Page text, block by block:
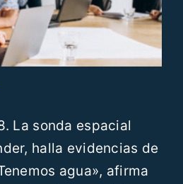
La sonda espacial
halla evidencias de
agua», afirma